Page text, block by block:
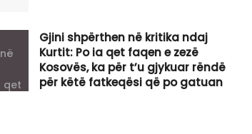
Gjini shpërthen në kritika ndaj
Kurtit: Po ia qet faqen e zezë
Kosovës, ka për t’u gjykuar rëndë
për këtë fatkeqësi që po gatuan